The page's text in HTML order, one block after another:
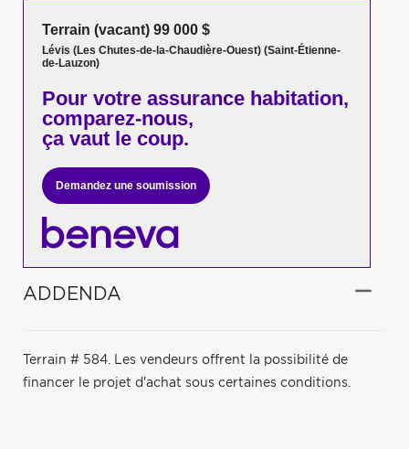
Terrain (vacant) 99 000 $
Lévis (Les Chutes-de-la-Chaudière-Ouest) (Saint-Étienne-
de-Lauzon)
Pour votre assurance habitation,
comparez-nous,
ça vaut le coup.
Demandez une soumission
ADDENDA
Terrain # 584. Les vendeurs offrent la possibilité de
financer le projet d'achat sous certaines conditions.